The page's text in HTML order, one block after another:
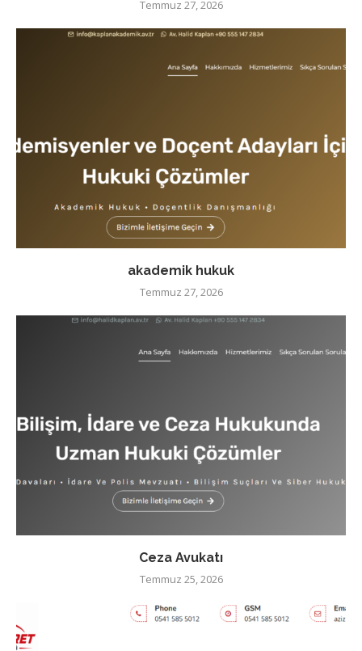
Temmuz 27, 2026
akademik hukuk
Temmuz 27, 2026
Ceza Avukatı
Temmuz 25, 2026